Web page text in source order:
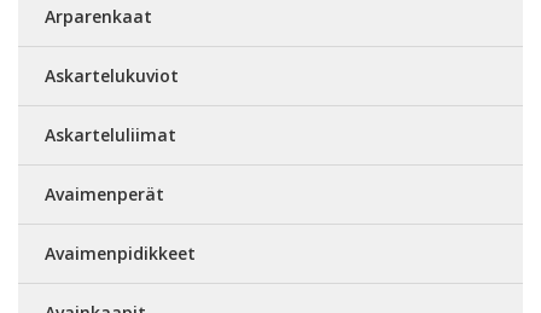
Arparenkaat
Askartelukuviot
Askarteluliimat
Avaimenperät
Avaimenpidikkeet